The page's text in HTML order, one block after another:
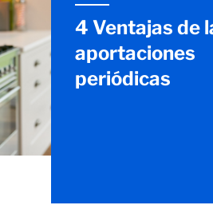
4 Ventajas de
aportaciones
periódicas